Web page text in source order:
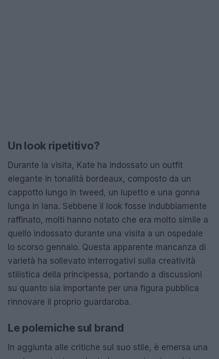
Un look ripetitivo?
Durante la visita, Kate ha indossato un outfit
elegante in tonalità bordeaux, composto da un
cappotto lungo in tweed, un lupetto e una gonna
lunga in lana. Sebbene il look fosse indubbiamente
raffinato, molti hanno notato che era molto simile a
quello indossato durante una visita a un ospedale
lo scorso gennaio. Questa apparente mancanza di
varietà ha sollevato interrogativi sulla creatività
stilistica della principessa, portando a discussioni
su quanto sia importante per una figura pubblica
rinnovare il proprio guardaroba.
Le polemiche sul brand
In aggiunta alle critiche sul suo stile, è emersa una